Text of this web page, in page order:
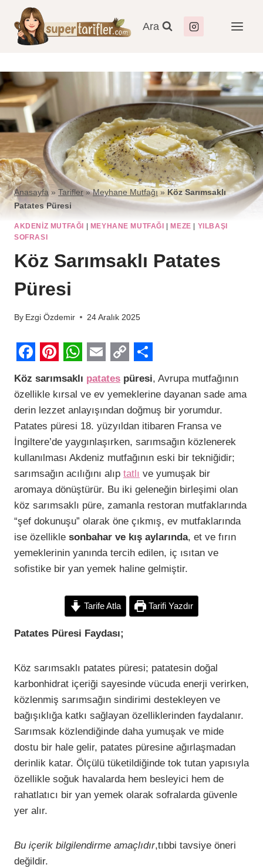
Ara
Anasayfa» Tarifler»Meyhane Mutfağı»Köz Sarımsaklı
Patates Püresi
AKDENIZ MUTFAĞI MEYHANE MUTFAĞI MEZE
YILBAŞI
SOFRASI
Köz Sarımsaklı Patates
Püresi
By Ezgi Özdemir 24 Aralık 2025
F
a
c
e
b
o
o
k
i
n
t
e
r
e
s
t
W
h
a
t
s
A
p
p
E
m
a
i
l
o
p
y
L
i
n
k
h
a
r
e
Köz sarımsaklı patates püresi, Avrupa mutfağının
özellikle kırsal ve ev yemeklerine dayanan sade ama
derin lezzet anlayışından doğmuş bir yorumdur.
Patates püresi 18. yüzyıldan itibaren Fransa ve
İngiltere’de yaygınlaşırken, sarımsağın közlenerek
kullanılması Akdeniz mutfağının eski bir tekniğidir;
sarımsağın acılığını alıp tatlı ve yumuşak bir
aromaya dönüştürür. Bu iki geleneğin birleşimi olan
köz sarımsaklı püre, zamanla restoran mutfaklarında
“şef dokunuşu” olarak öne çıkmış, ev mutfaklarında
ise özellikle sonbahar ve kış aylarında, et ve fırın
yemeklerinin yanında tercih edilen, iç ısıtan ve
sofistike bir yan yemek haline gelmiştir.
Tarife Atla Tarifi Yazdır
Patates Püresi Faydası;
Köz sarımsaklı patates püresi; patatesin doğal
karbonhidrat içeriği sayesinde vücuda enerji verirken,
közlenmiş sarımsağın sindirimi destekleyen ve
bağışıklığa katkı sağlayan özelliklerinden faydalanır.
Sarımsak közlendiğinde daha yumuşak ve mide
dostu bir hale gelir, patates püresine ağırlaşmadan
derinlik katar. Ölçülü tüketildiğinde tok tutan yapısıyla
özellikle soğuk havalarda hem besleyici hem de
rahatlatıcı bir yan yemek olarak sofralarda güvenle
yer alır.
Bu içerik bilgilendirme amaçlıdır,tıbbi tavsiye öneri
değildir.